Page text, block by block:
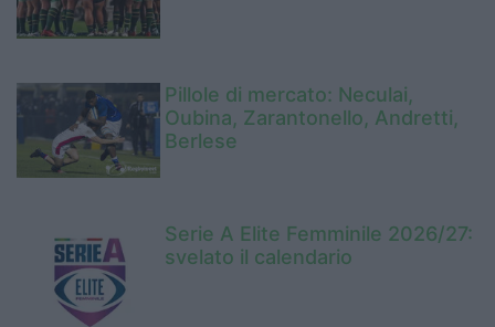
Pillole di mercato: Neculai,
Oubina, Zarantonello, Andretti,
Berlese
Serie A Elite Femminile 2026/27:
svelato il calendario